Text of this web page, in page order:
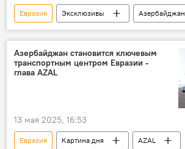
Евразия Эксклюзивы
Азербайджан
Россия
"Каспий-Евразия"
Круглый стол
ЕАЭС
СНГ
Азербайджан становится ключевым
транспортным центром Евразии -
глава AZAL
13 мая 2025, 16:53
Евразия Картина дня
AZAL